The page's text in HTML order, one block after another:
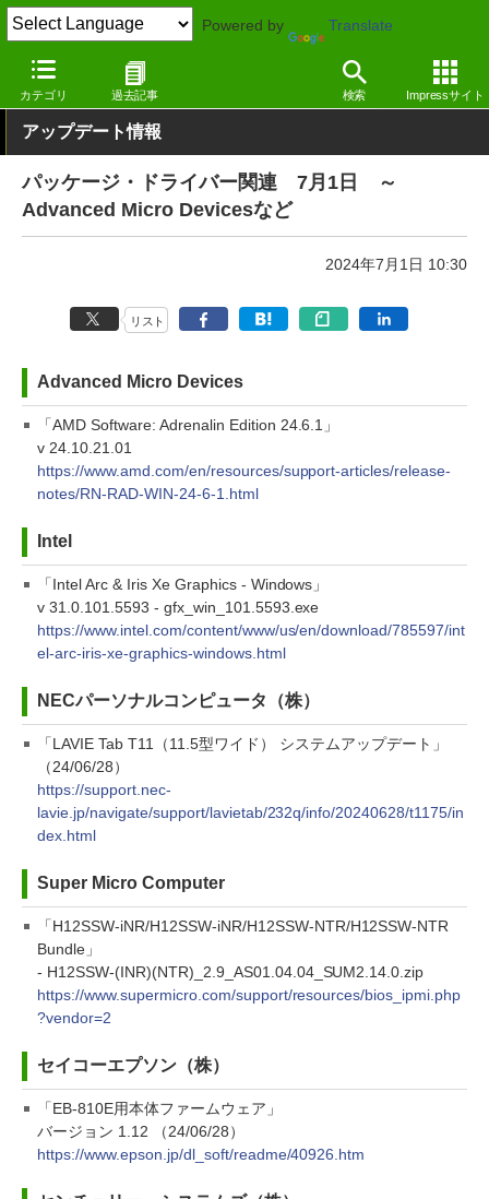
Powered by Translate
カテゴリ 過去記事 検索 Impressサイト
窓の杜 その他の話題 アップデート
アップデート情報
パッケージ・ドライバー関連 7月1日 ～
Advanced Micro Devicesなど
2024年7月1日 10:30
リスト
Advanced Micro Devices
「AMD Software: Adrenalin Edition 24.6.1」
v 24.10.21.01
https://www.amd.com/en/resources/support-articles/release-
notes/RN-RAD-WIN-24-6-1.html
Intel
「Intel Arc & Iris Xe Graphics - Windows」
v 31.0.101.5593 - gfx_win_101.5593.exe
https://www.intel.com/content/www/us/en/download/785597/int
el-arc-iris-xe-graphics-windows.html
NECパーソナルコンピュータ（株）
「LAVIE Tab T11（11.5型ワイド） システムアップデート」
（24/06/28）
https://support.nec-
lavie.jp/navigate/support/lavietab/232q/info/20240628/t1175/in
dex.html
Super Micro Computer
「H12SSW-iNR/H12SSW-iNR/H12SSW-NTR/H12SSW-NTR
Bundle」
- H12SSW-(INR)(NTR)_2.9_AS01.04.04_SUM2.14.0.zip
https://www.supermicro.com/support/resources/bios_ipmi.php
?vendor=2
セイコーエプソン（株）
「EB-810E用本体ファームウェア」
バージョン 1.12 （24/06/28）
https://www.epson.jp/dl_soft/readme/40926.htm